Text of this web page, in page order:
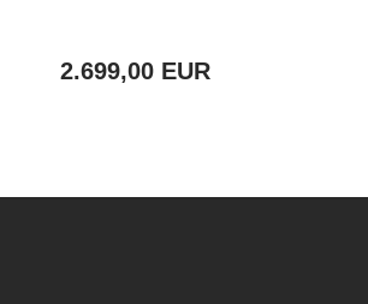
2.699,00 EUR